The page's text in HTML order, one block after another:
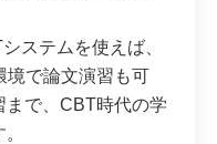
ステムを使えば、
境で論文演習も可
まで、CBT時代の学